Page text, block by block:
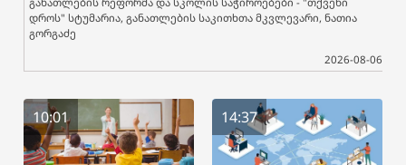
დროს" სტუმარია, განათლების საკითხთა მკვლევარი, ნათია
გორგაძე
2026-08-06
10:01 14:37